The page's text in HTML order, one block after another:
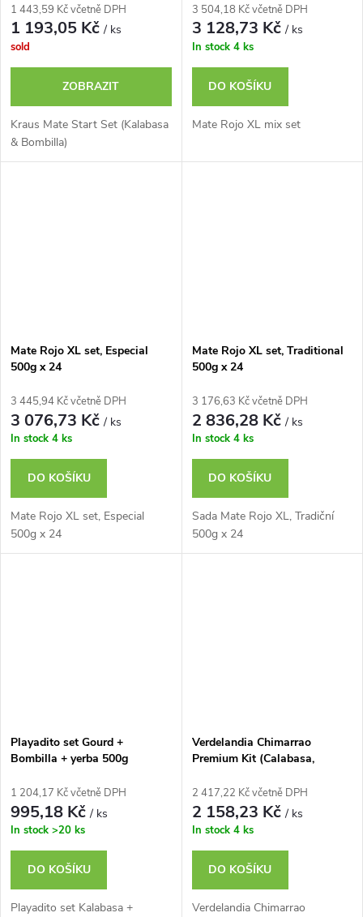
1 443,59 Kč včetně DPH
1 193,05 Kč/ ks
sold
ZOBRAZIT
Kraus Mate Start Set (Kalabasa
& Bombilla)
Compuesta
3 504,18 Kč včetně DPH
3 128,73 Kč/ ks
In stock 4 ks
DO KOŠÍKU
Mate Rojo XL mix set
Mate Rojo XL set, Especial
500g x 24
3 445,94 Kč včetně DPH
3 076,73 Kč/ ks
In stock 4 ks
DO KOŠÍKU
Mate Rojo XL set, Especial
500g x 24
Mate Rojo XL set, Traditional
500g x 24
3 176,63 Kč včetně DPH
2 836,28 Kč/ ks
In stock 4 ks
DO KOŠÍKU
Sada Mate Rojo XL, Tradiční
500g x 24
Playadito set Gourd +
Bombilla + yerba 500g
1 204,17 Kč včetně DPH
995,18 Kč/ ks
In stock >20 ks
DO KOŠÍKU
Playadito set Kalabasa +
Verdelandia Chimarrao
Premium Kit (Calabasa,
Verdelandia Premium1kg)
2 417,22 Kč včetně DPH
2 158,23 Kč/ ks
In stock 4 ks
DO KOŠÍKU
Verdelandia Chimarrao